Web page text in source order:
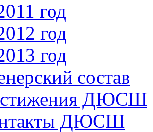
год
год
год
состав
ДЮСШ
ДЮСШ